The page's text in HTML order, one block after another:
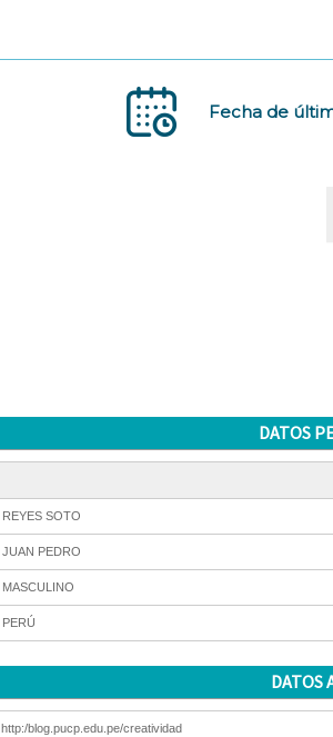
Fecha de
DATOS
REYES SOTO
JUAN PEDRO
MASCULINO
PERÚ
DATOS
http:/blog.pucp.edu.pe/creatividad